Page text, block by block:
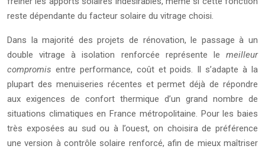
reste dépendante du facteur solaire du vitrage choisi.
Dans la majorité des projets de rénovation, le passage à un
double vitrage à isolation renforcée représente le meilleur
compromis entre performance, coût et poids. Il s’adapte à la
plupart des menuiseries récentes et permet déjà de répondre
aux exigences de confort thermique d’un grand nombre de
situations climatiques en France métropolitaine. Pour les baies
très exposées au sud ou à l’ouest, on choisira de préférence
une version à contrôle solaire renforcé, afin de mieux maîtriser